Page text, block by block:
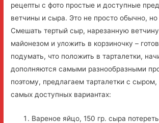
рецепты с фото простые и доступные
ветчины и сыра. Это не просто обычно,
Смешать тертый сыр, нарезанную
майонезом и уложить в корзиночку –
подумать, что положить в тарталетки,
дополняются самыми разнообразными
поэтому, предлагаем тарталетки с сыром,
самых доступных вариантах:
Вареное яйцо, 150 гр. сыра